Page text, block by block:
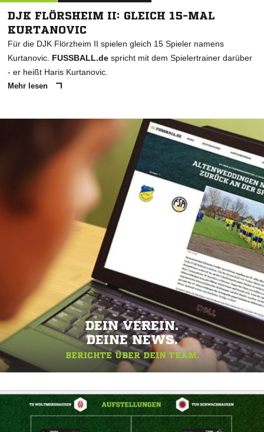
DJK FLÖRSHEIM II: GLEICH 15-MAL
KURTANOVIC
Für die DJK Flörzheim II spielen gleich 15 Spieler namens
Kurtanovic. FUSSBALL.de spricht mit dem Spielertrainer darüber
- er heißt Haris Kurtanovic.
Mehr lesen
DEIN VEREIN.
DEINE NEWS.
BERICHTE ÜBER DEIN TEAM.